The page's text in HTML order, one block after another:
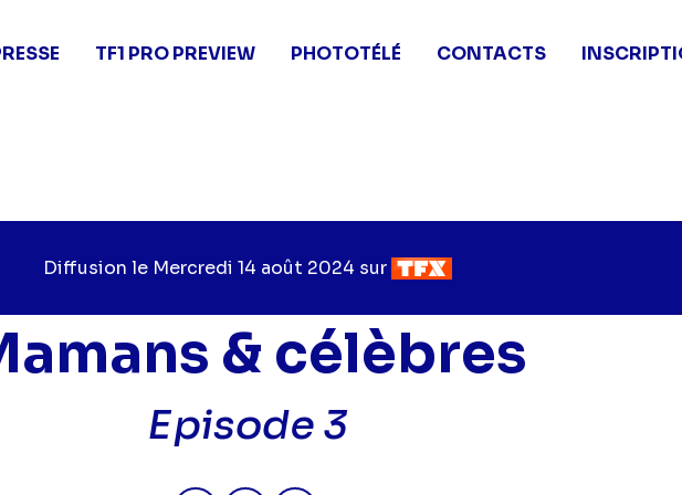
TF1 PRO PREVIEW PHOTOTÉLÉ CONTACTS
Diffusion le Jour
diffusion
Mercredi 14 août 2024 sur Chaîne
diffusion
& célèbres
Episode 3